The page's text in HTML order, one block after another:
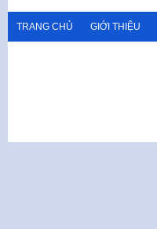
TRANG CHỦ GIỚI THIỆU